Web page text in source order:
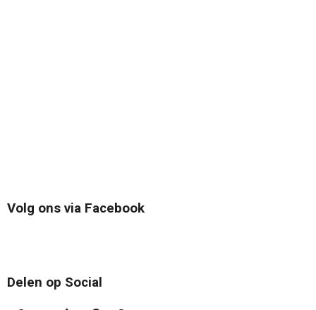
Volg ons via Facebook
Delen op Social